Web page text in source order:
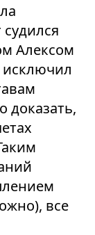
судился
Алексом
исключил
доказать,
все